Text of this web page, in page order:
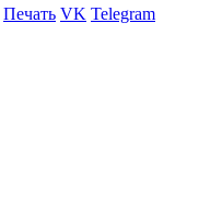
Печать VK Telegram